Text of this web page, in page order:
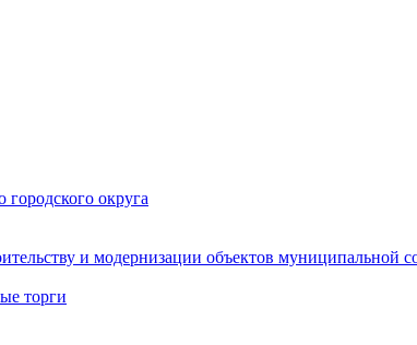
округа
и модернизации объектов муниципальной
торги